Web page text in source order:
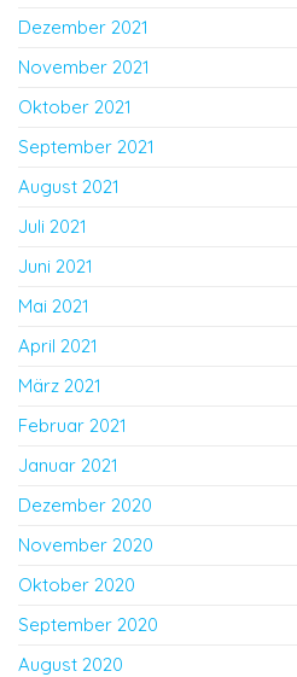
Dezember 2021
November 2021
Oktober 2021
September 2021
August 2021
Juli 2021
Juni 2021
Mai 2021
April 2021
März 2021
Februar 2021
Januar 2021
Dezember 2020
November 2020
Oktober 2020
September 2020
August 2020